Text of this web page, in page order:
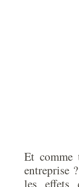
Et comme
entreprise
les effets